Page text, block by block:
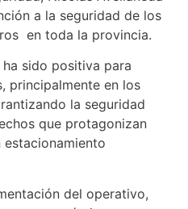
a la seguridad de los
en toda la provincia.
sido positiva para
principalmente en los
la seguridad
que protagonizan
estacionamiento
del operativo,